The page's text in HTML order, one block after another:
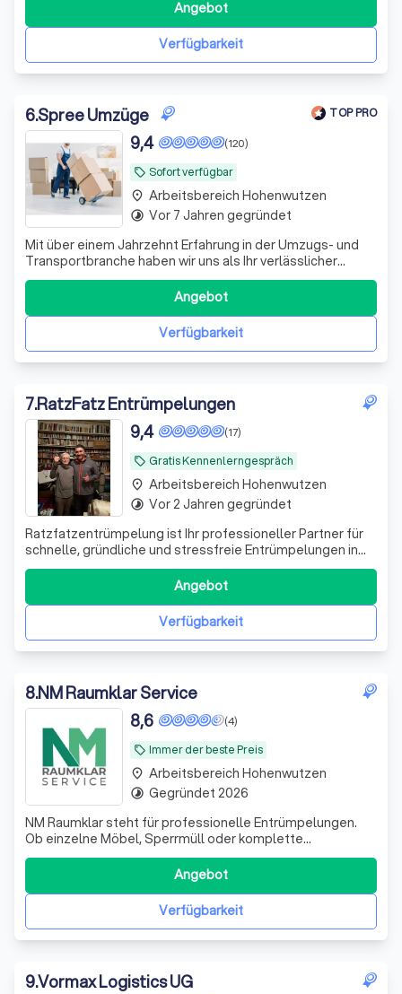
Preise, saubere Arbeit und schnelle Termine.
Verfügbarkeit
Angebot
6.Spree Umzüge TOP PRO
local_offer Sofort verfügbar
(120)
9,4
Mit über einem Jahrzehnt Erfahrung in der Umzugs- und
Transportbranche haben wir uns als Ihr verlässlicher
Partner etabliert. Unser Team, ausgestattet mit
umfassenden Kompetenzen und einer tiefen
Verpflichtung zur Kundenzufriedenheit, stellt sicher, dass
jeder Service von höchster Qualität ist. Wir
Verfügbarkeit
Angebot
place Arbeitsbereich Hohenwutzen
timelapse Vor 7 Jahren gegründet
7.RatzFatz Entrümpelungen
local_offer Gratis Kennenlerngespräch
(17)
9,4
Ratzfatzentrümpelung ist Ihr professioneller Partner für
schnelle, gründliche und stressfreie Entrümpelungen in
Berlin und Brandenburg. Ob Wohnungen, Häuser, Keller,
Garagen oder gewerbliche Objekte – wir schaffen Platz
und Ordnung! Mit Erfahrung, Sorgfalt und einem starken
Team kümmern wir uns um HVerfügbarkeit
Angebot
place Arbeitsbereich Hohenwutzen
timelapse Vor 2 Jahren gegründet
8.NM Raumklar Service
local_offer Immer der beste Preis
(4)
8,6
NM Raumklar steht für professionelle Entrümpelungen.
Ob einzelne Möbel, Sperrmüll oder komplette
Räumungen – wir arbeiten schnell, sauber und zuverlässig.
Ihr Platzproblem ist unsere Aufgabe.
Verfügbarkeit
Angebot
place Arbeitsbereich Hohenwutzen
timelapse Gegründet 2026
9.Vormax Logistics UG